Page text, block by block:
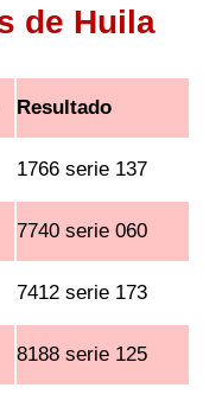
de Huila
Resultado
1766 serie 137
7740 serie 060
7412 serie 173
8188 serie 125